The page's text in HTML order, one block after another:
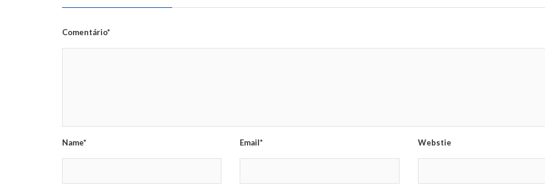
Comentário*
Name* Email* Webstie